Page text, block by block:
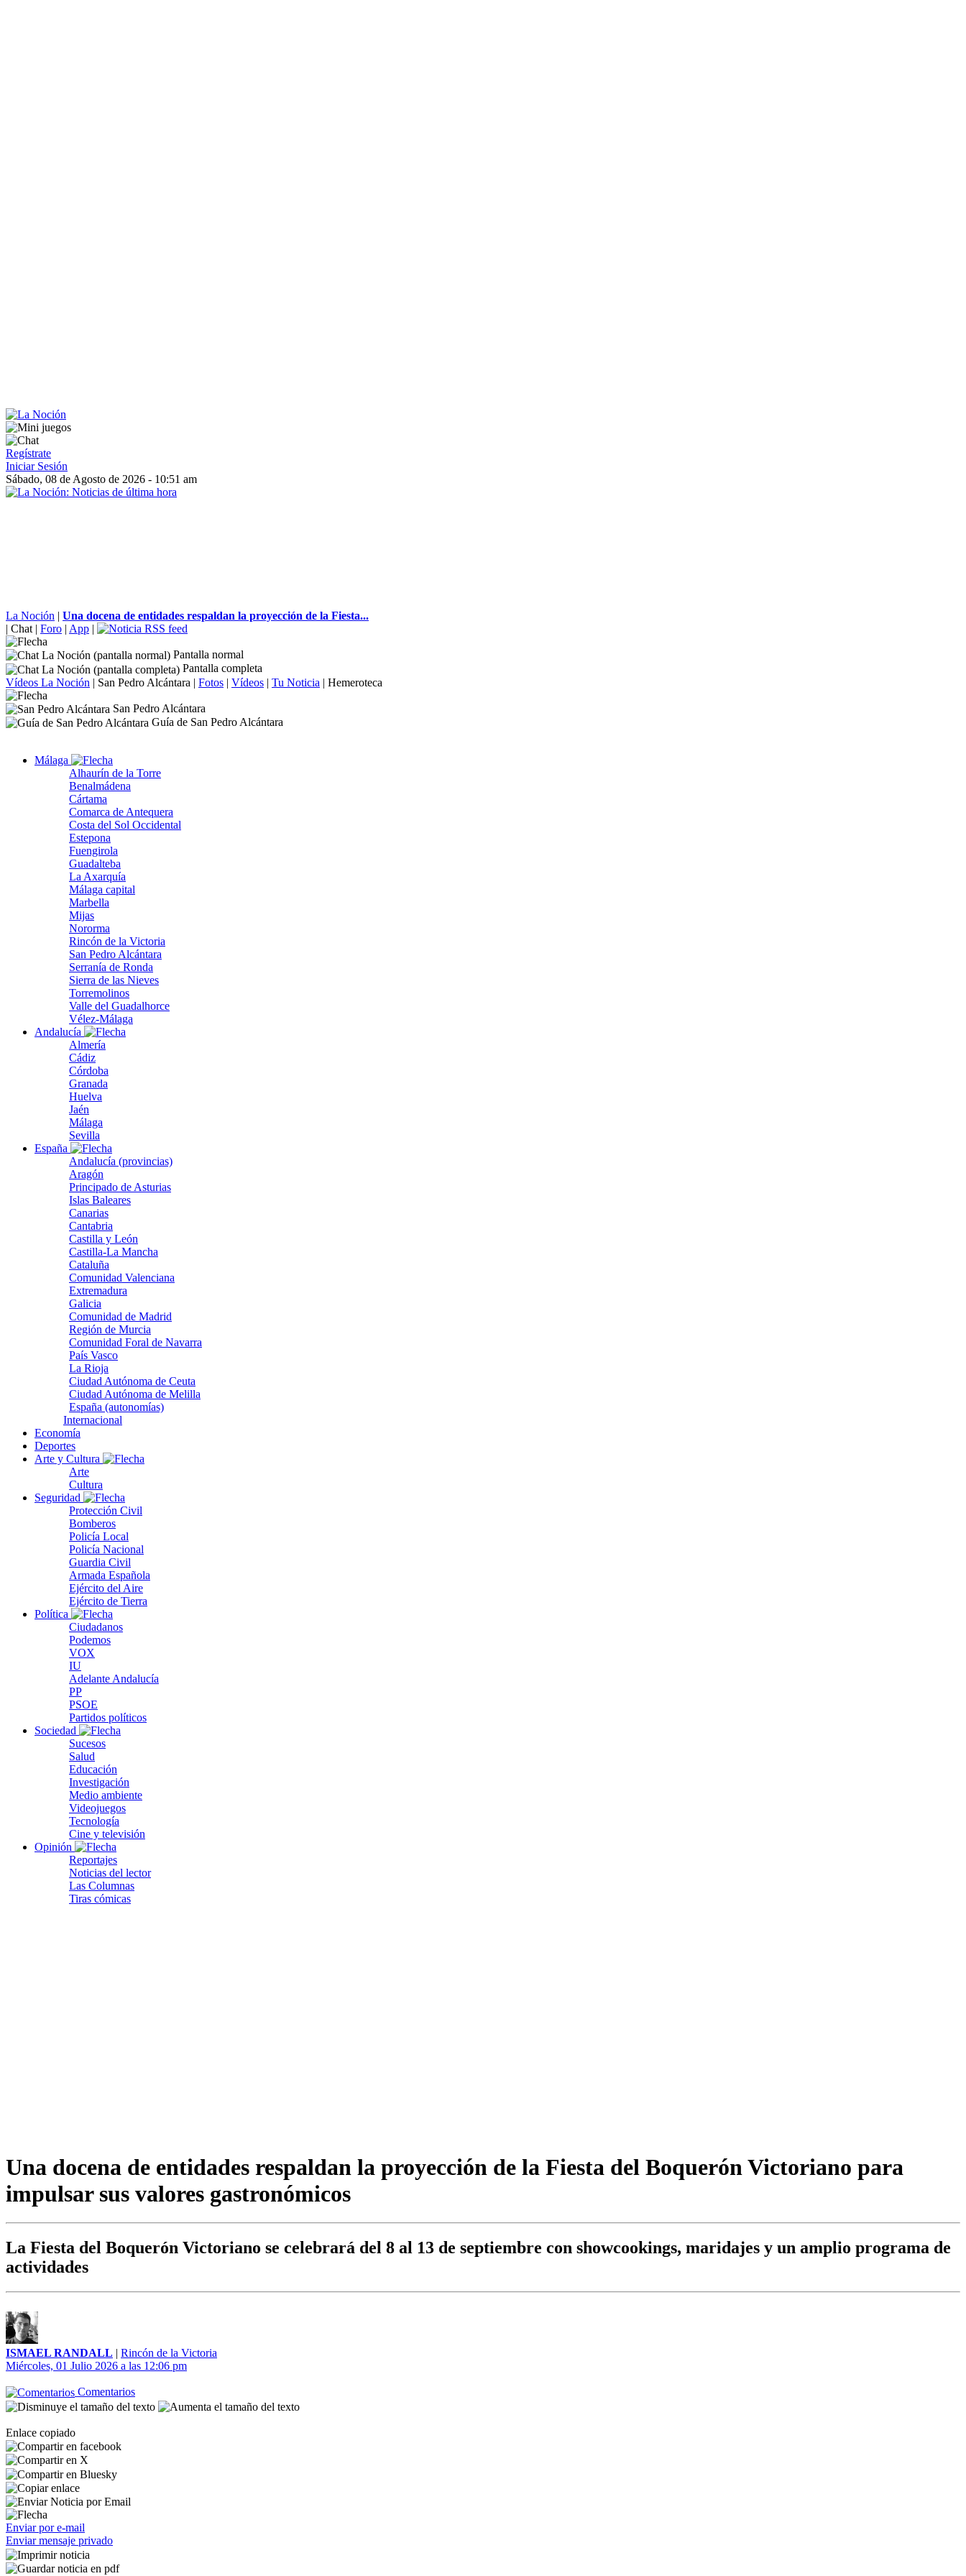
Regístrate
Iniciar Sesión
Sábado, 08 de Agosto de 2026 - 10:51 am
La Noción | Una docena de entidades respaldan la proyección de la Fiesta...
| Chat | Foro | App |
Pantalla normal
Pantalla completa
Vídeos La Noción | San Pedro Alcántara | Fotos | Vídeos | Tu Noticia | Hemeroteca
San Pedro Alcántara
Guía de San Pedro Alcántara
Málaga
Alhaurín de la Torre
Benalmádena
Cártama
Comarca de Antequera
Costa del Sol Occidental
Estepona
Fuengirola
Guadalteba
La Axarquía
Málaga capital
Marbella
Mijas
Nororma
Rincón de la Victoria
San Pedro Alcántara
Serranía de Ronda
Sierra de las Nieves
Torremolinos
Valle del Guadalhorce
Vélez-Málaga
Andalucía
Almería
Cádiz
Córdoba
Granada
Huelva
Jaén
Málaga
Sevilla
España
Andalucía (provincias)
Aragón
Principado de Asturias
Islas Baleares
Canarias
Cantabria
Castilla y León
Castilla-La Mancha
Cataluña
Comunidad Valenciana
Extremadura
Galicia
Comunidad de Madrid
Región de Murcia
Comunidad Foral de Navarra
País Vasco
La Rioja
Ciudad Autónoma de Ceuta
Ciudad Autónoma de Melilla
España (autonomías)
Internacional
Economía
Deportes
Arte y Cultura
Arte
Cultura
Seguridad
Protección Civil
Bomberos
Policía Local
Policía Nacional
Guardia Civil
Armada Española
Ejército del Aire
Ejército de Tierra
Política
Ciudadanos
Podemos
VOX
IU
Adelante Andalucía
PP
PSOE
Partidos políticos
Sociedad
Sucesos
Salud
Educación
Investigación
Medio ambiente
Videojuegos
Tecnología
Cine y televisión
Opinión
Reportajes
Noticias del lector
Las Columnas
Tiras cómicas
Una docena de entidades respaldan la proyección de la Fiesta del Boquerón Victoriano para
impulsar sus valores gastronómicos
La Fiesta del Boquerón Victoriano se celebrará del 8 al 13 de septiembre con showcookings, maridajes y un amplio programa de
actividades
ISMAEL RANDALL | Rincón de la Victoria
Miércoles, 01 Julio 2026 a las 12:06 pm
Comentarios
Enlace copiado
Enviar por e-mail
Enviar mensaje privado